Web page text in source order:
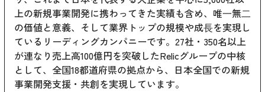
上の新規事業開発に携わってきた実績も含め、唯⼀無⼆
の価値と意義、そして業界トップの規模や成⻑を実現し
ているリーディングカンパニーです。27社・350名以上
が連なり売上高100億円を突破したRelicグループの中核
として、全国18都道府県の拠点から、日本全国での新規
事業開発支援・共創を実現しています。